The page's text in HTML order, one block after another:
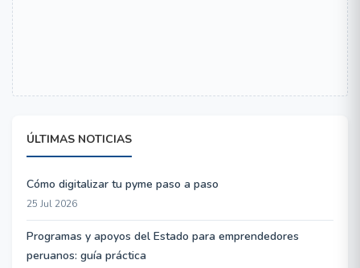
ÚLTIMAS NOTICIAS
Cómo digitalizar tu pyme paso a paso
25 Jul 2026
Programas y apoyos del Estado para emprendedores
peruanos: guía práctica